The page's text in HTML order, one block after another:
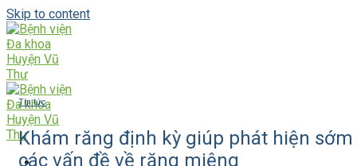
Skip to content
Tin tức
Khám răng định kỳ giúp phát hiện sớm
các vấn đề về răng miệng